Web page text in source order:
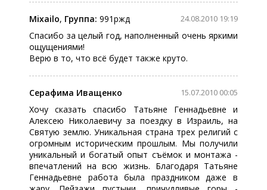
24.08.2010 19:19
Mixailo, Группа: 991ржд
Спасибо за целый год, наполненный очень яркими
ощущениями!
Верю в то, что всё будет также круто.
15.07.2010 00:05
Серафима Иващенко
Хочу сказать спасибо Татьяне Геннадьевне и
Алексею Николаевичу за поездку в Израиль, на
Святую землю. Уникальная страна трех религий с
огромным историческим прошлым. Мы получили
уникальный и богатый опыт съёмок и монтажа -
впечатлений на всю жизнь. Благодаря Татьяне
Геннадьевне работа была праздником даже в